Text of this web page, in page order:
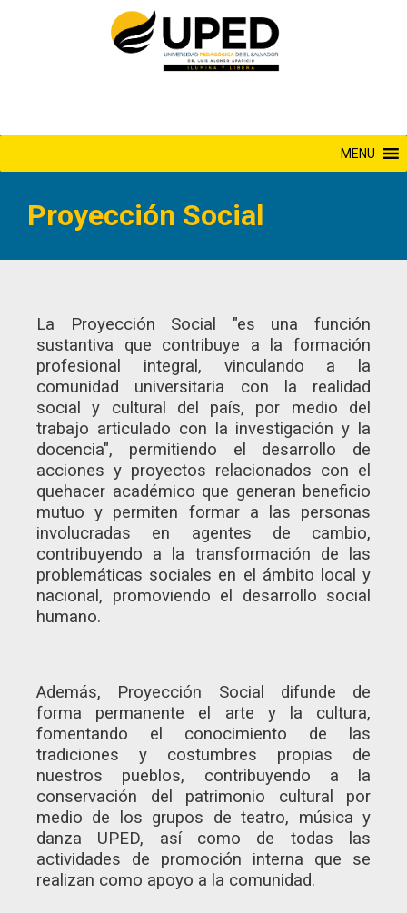
MENU
Proyección Social
La Proyección Social "es una función
sustantiva que contribuye a la formación
profesional integral, vinculando a la
comunidad universitaria con la realidad
social y cultural del país, por medio del
trabajo articulado con la investigación y la
docencia", permitiendo el desarrollo de
acciones y proyectos relacionados con el
quehacer académico que generan beneficio
mutuo y permiten formar a las personas
involucradas en agentes de cambio,
contribuyendo a la transformación de las
problemáticas sociales en el ámbito local y
nacional, promoviendo el desarrollo social
humano.
Además, Proyección Social difunde de
forma permanente el arte y la cultura,
fomentando el conocimiento de las
tradiciones y costumbres propias de
nuestros pueblos, contribuyendo a la
conservación del patrimonio cultural por
medio de los grupos de teatro, música y
danza UPED, así como de todas las
actividades de promoción interna que se
realizan como apoyo a la comunidad.